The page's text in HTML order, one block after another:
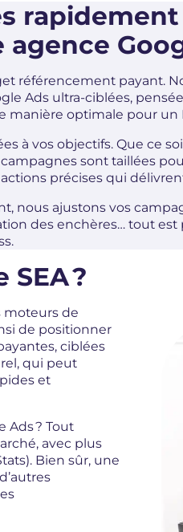
rapidement
référencement payant.
Ads ultra-ciblées,
optimale pour un
à vos objectifs. Que ce
sont taillées
précises qui
nous ajustons vos
des enchères… tout est
SEA ?
moteurs de
de positionner
ciblées
qui peut
et
Ads ? Tout
avec plus
Bien sûr, une